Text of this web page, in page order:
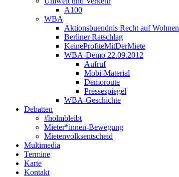
A100
WBA
Aktionsbuendnis Recht auf Wohnen
Berliner Ratschlag
KeineProfiteMitDerMiete
WBA-Demo 22.09.2012
Aufruf
Mobi-Material
Demoroute
Pressespiegel
WBA-Geschichte
Debatten
#holmbleibt
Mieter*innen-Bewegung
Mietenvolksentscheid
Multimedia
Termine
Karte
Kontakt